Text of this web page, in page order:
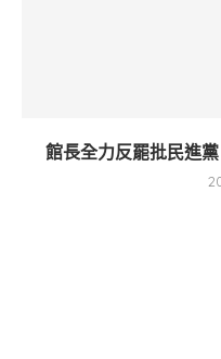
館長全力反罷批民進